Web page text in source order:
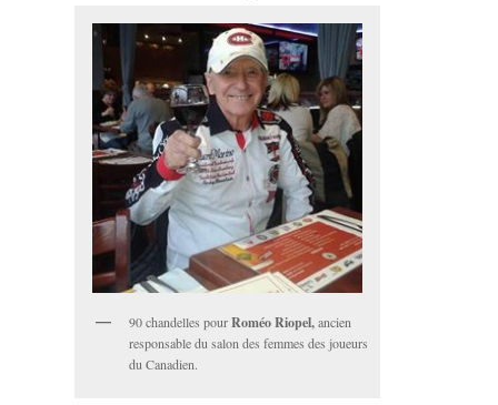
90 chandelles pourRoméo Riopel,ancien
responsable du salon des femmes des joueurs
du Canadien.